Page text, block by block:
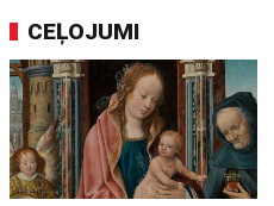
CEĻOJUMI